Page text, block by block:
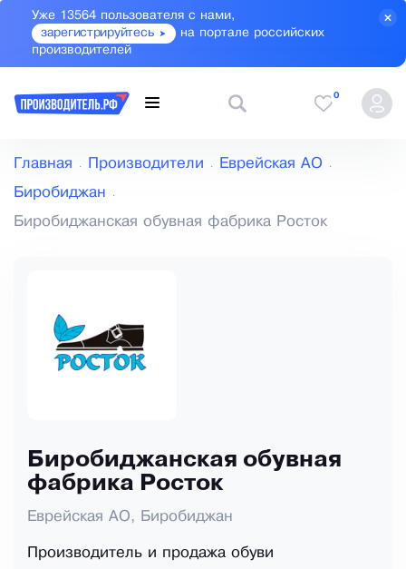
Уже 13564 пользователя с нами,
зарегистрируйтесь
на портале российских
производителей
0
Главная Производители Еврейская АО
Биробиджан
Биробиджанская обувная фабрика Росток
Биробиджанская обувная
фабрика Росток
Еврейская АО, Биробиджан
Производитель и продажа обуви